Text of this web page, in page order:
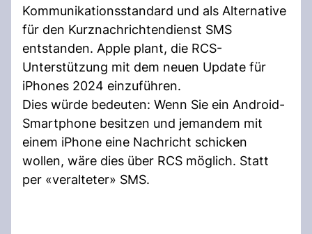
Kommunikationsstandard und als Alternative
für den Kurznachrichtendienst SMS
entstanden. Apple plant, die RCS-
Unterstützung mit dem neuen Update für
iPhones 2024 einzuführen.
Dies würde bedeuten: Wenn Sie ein Android-
Smartphone besitzen und jemandem mit
einem iPhone eine Nachricht schicken
wollen, wäre dies über RCS möglich. Statt
per «veralteter» SMS.